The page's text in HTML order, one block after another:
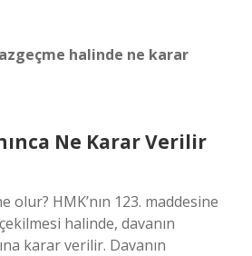
halinde ne karar
Ne Karar Verilir
olur? HMK’nın 123. maddesine
halinde, davanın
karar verilir. Davanın